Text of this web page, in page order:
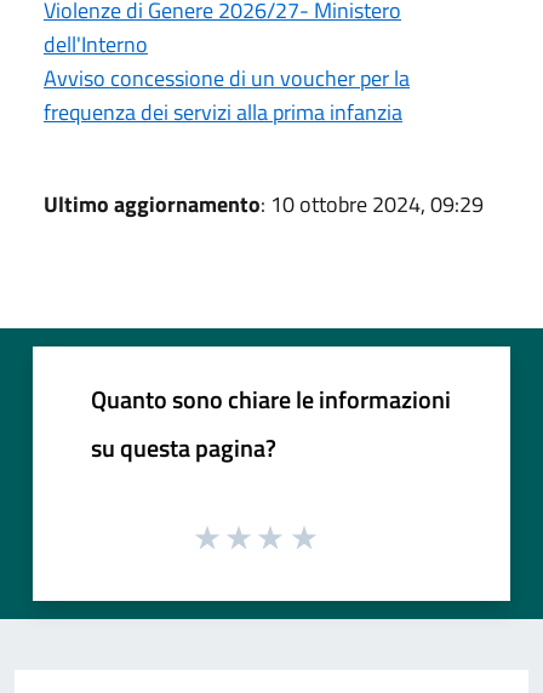
Violenze di Genere 2026/27- Ministero
dell'Interno
Avviso concessione di un voucher per la
frequenza dei servizi alla prima infanzia
Ultimo aggiornamento: 10 ottobre 2024, 09:29
Quanto sono chiare le informazioni
su questa pagina?